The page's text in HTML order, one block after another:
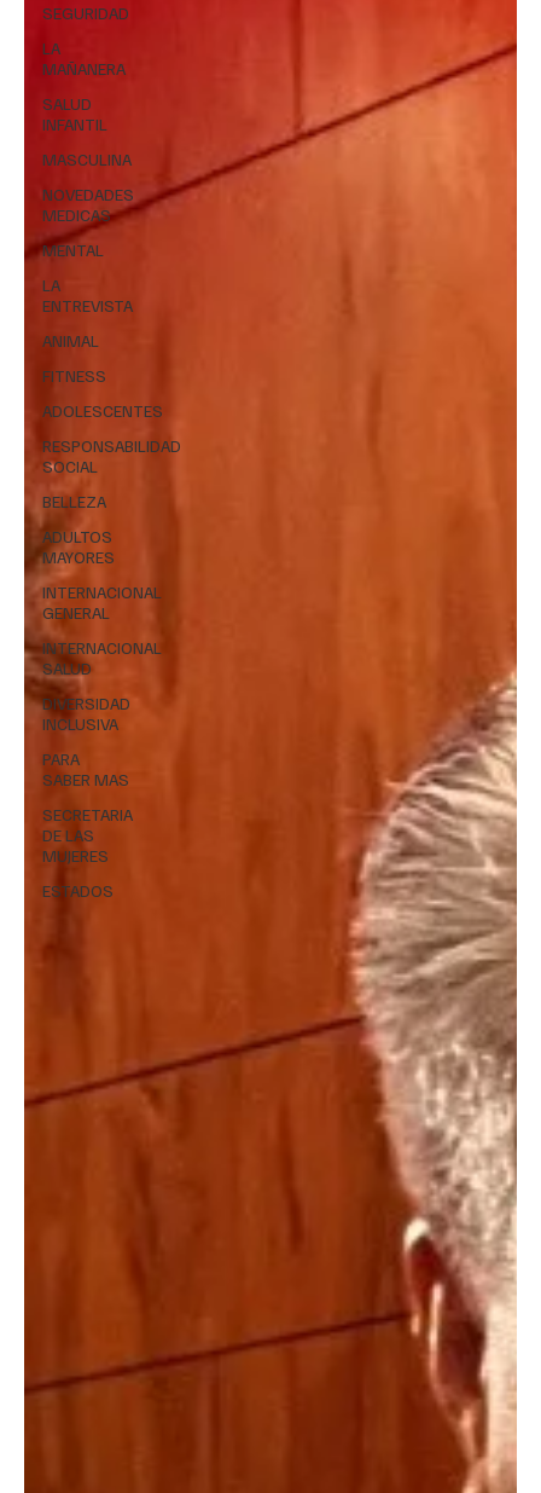
SEGURIDAD
LA
MAÑANERA
SALUD
INFANTIL
MASCULINA
NOVEDADES
MEDICAS
MENTAL
LA
ENTREVISTA
ANIMAL
FITNESS
ADOLESCENTES
RESPONSABILIDAD
SOCIAL
BELLEZA
ADULTOS
MAYORES
INTERNACIONAL
GENERAL
INTERNACIONAL
SALUD
DIVERSIDAD
INCLUSIVA
PARA
SABER MAS
SECRETARIA
DE LAS
MUJERES
ESTADOS